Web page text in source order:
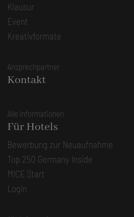
Klausur
Event
Kreativformate
Ansprechpartner
Kontakt
Alle Informationen
Für Hotels
Bewerbung zur Neuaufnahme
Top 250 Germany Inside
MICE Start
Login